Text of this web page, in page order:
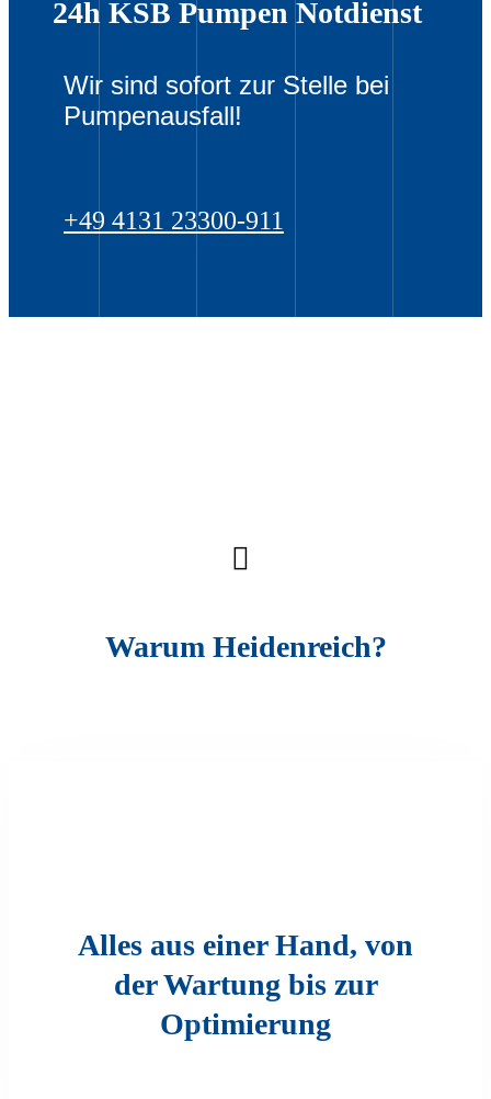
24h KSB Pumpen Notdienst
Wir sind sofort zur Stelle bei
Pumpenausfall!
+49 4131 23300-911
Warum Heidenreich?
Alles aus einer Hand, von
der Wartung bis zur
Optimierung